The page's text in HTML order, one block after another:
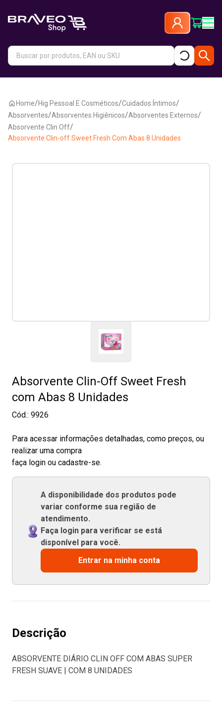
Home/Hig Pessoal E Cosméticos/Cuidados Íntimos/
Absorventes/Absorventes Higiênicos/Absorventes Externos/
Absorvente Clin Off/
Absorvente Clin-off Sweet Fresh Com Abas 8 Unidades
Absorvente Clin-Off Sweet Fresh
com Abas 8 Unidades
Cód.: 9926
Para acessar informações detalhadas, como preços, ou
realizar uma compra
faça login ou cadastre-se.
A disponibilidade dos produtos pode
variar conforme sua região de
atendimento.
Faça login para verificar se está
disponível para você.
Entrar na minha conta
Descrição
ABSORVENTE DIÁRIO CLIN OFF COM ABAS SUPER
FRESH SUAVE | COM 8 UNIDADES